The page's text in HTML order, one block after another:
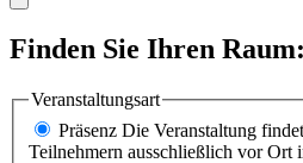
Finden Sie Ihren Raum:
Veranstaltungsart
Präsenz Die Veranstaltung
Teilnehmern ausschließlich vor Ort